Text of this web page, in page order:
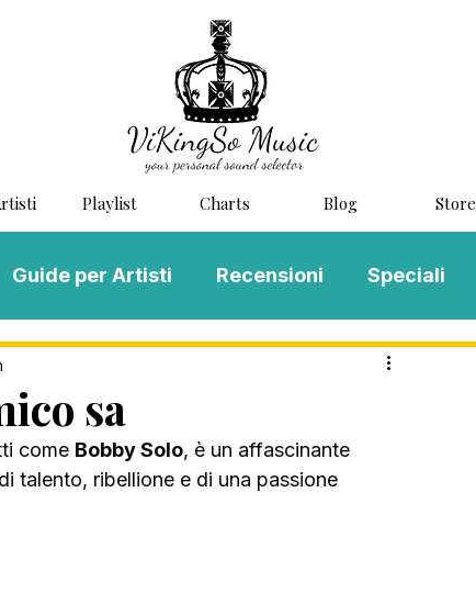
Playlist Charts Blog Store
Guide per Artisti Recensioni Speciali
MUSIC
sa
come Bobby Solo, è un affascinante
talento, ribellione e di una passione